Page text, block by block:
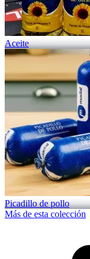
Aceite
Picadillo de pollo
Más de esta colección